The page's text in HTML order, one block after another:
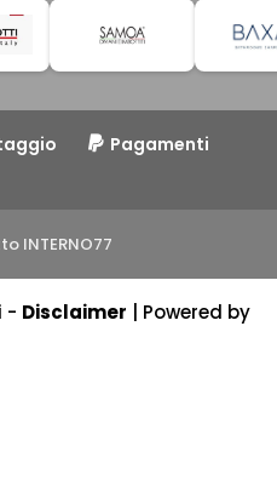
Pagamenti
INTERNO77
- Disclaimer | Powered by